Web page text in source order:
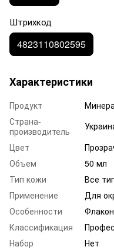
Штрихкод
4823110802595
Характеристики
Продукт
Страна-
производитель
Цвет
Объем
50 мл
Тип кожи
Все
Применение
Для
Особенности
Флакон
Классификация
Набор
Нет